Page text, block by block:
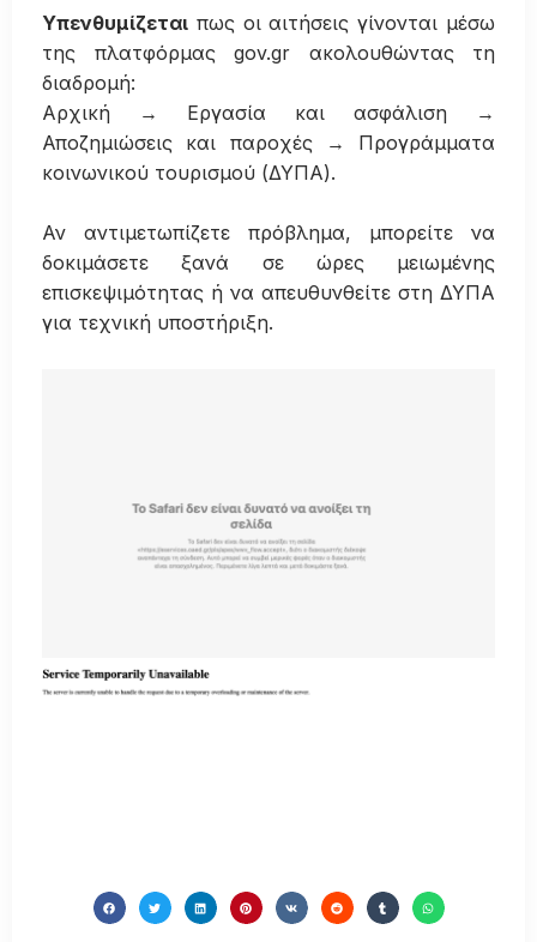
Υπενθυμίζεται πως οι αιτήσεις γίνονται μέσω
της πλατφόρμας gov.gr ακολουθώντας τη
διαδρομή:
Αρχική → Εργασία και ασφάλιση →
Αποζημιώσεις και παροχές → Προγράμματα
κοινωνικού τουρισμού (ΔΥΠΑ).
Αν αντιμετωπίζετε πρόβλημα, μπορείτε να
δοκιμάσετε ξανά σε ώρες μειωμένης
επισκεψιμότητας ή να απευθυνθείτε στη ΔΥΠΑ
για τεχνική υποστήριξη.